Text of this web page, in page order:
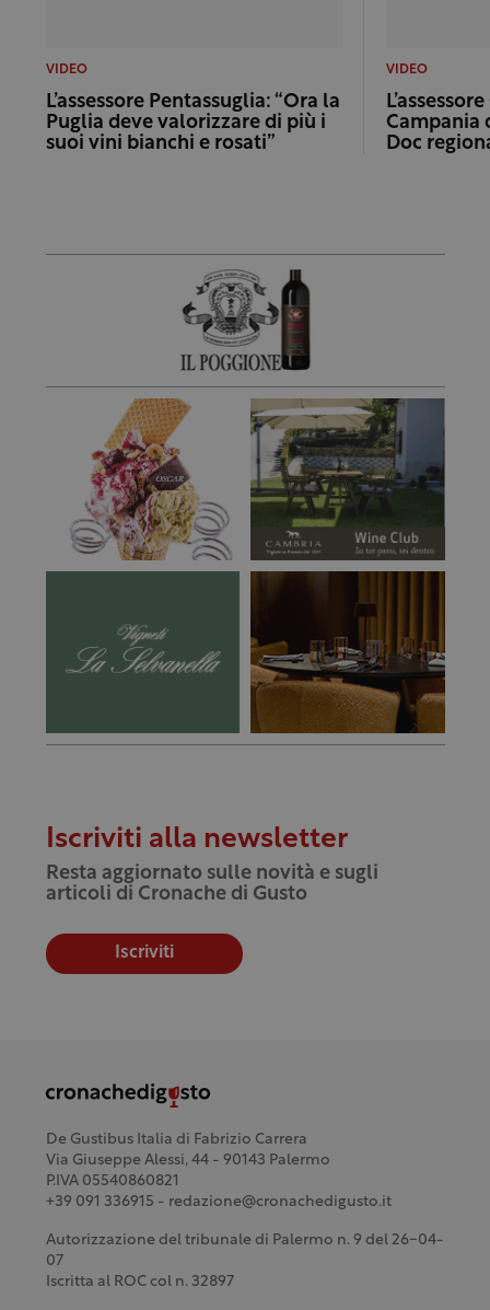
VIDEO
L’assessore Pentassuglia: “Ora la
Puglia deve valorizzare di più i
suoi vini bianchi e rosati”
VIDEO
Campania
Doc
Iscriviti alla newsletter
Resta aggiornato sulle novità e sugli
articoli di Cronache di Gusto
Iscriviti
De Gustibus Italia di Fabrizio Carrera
Via Giuseppe Alessi, 44 - 90143 Palermo
P.IVA 05540860821
+39 091 336915 - redazione@cronachedigusto.it
Autorizzazione del tribunale di Palermo n. 9 del 26-04-
07
Iscritta al ROC col n. 32897